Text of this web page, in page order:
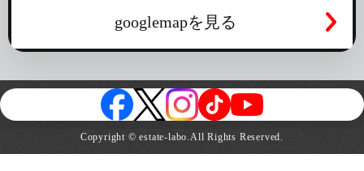
googlemapを見る
Copyright © estate-labo.All Rights Reserved.